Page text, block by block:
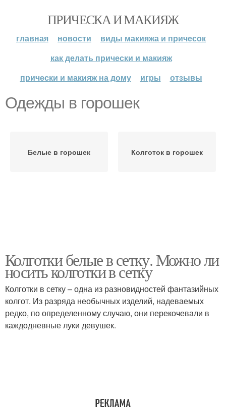
ПРИЧЕСКА И МАКИЯЖ
главная новости
виды макияжа и причесок
как делать прически и макияж
прически и макияж на дому
игры отзывы
Одежды в горошек
Белые в горошек Колготок в горошек
Колготки белые в сетку. Можно ли
носить колготки в сетку
Колготки в сетку – одна из разновидностей фантазийных
колгот. Из разряда необычных изделий, надеваемых
редко, по определенному случаю, они перекочевали в
каждодневные луки девушек.